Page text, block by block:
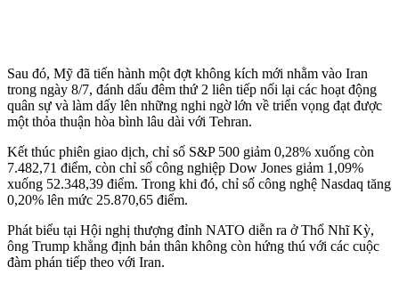
Sau đó, Mỹ đã tiến hành một đợt không kích mới nhằm vào Iran
trong ngày 8/7, đánh dấu đêm thứ 2 liên tiếp nối lại các hoạt động
quân sự và làm dấy lên những nghi ngờ lớn về triển vọng đạt được
một thỏa thuận hòa bình lâu dài với Tehran.
Kết thúc phiên giao dịch, chỉ số S&P 500 giảm 0,28% xuống còn
7.482,71 điểm, còn chỉ số công nghiệp Dow Jones giảm 1,09%
xuống 52.348,39 điểm. Trong khi đó, chỉ số công nghệ Nasdaq tăng
0,20% lên mức 25.870,65 điểm.
Phát biểu tại Hội nghị thượng đỉnh NATO diễn ra ở Thổ Nhĩ Kỳ,
ông Trump khẳng định bản thân không còn hứng thú với các cuộc
đàm phán tiếp theo với Iran.